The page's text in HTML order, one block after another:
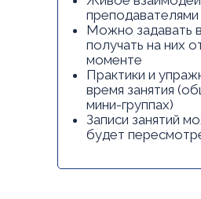
преподавателями
Можно задавать
получать на них
моменте
Практики и
время занятия
мини-группах)
Записи занятий
будет